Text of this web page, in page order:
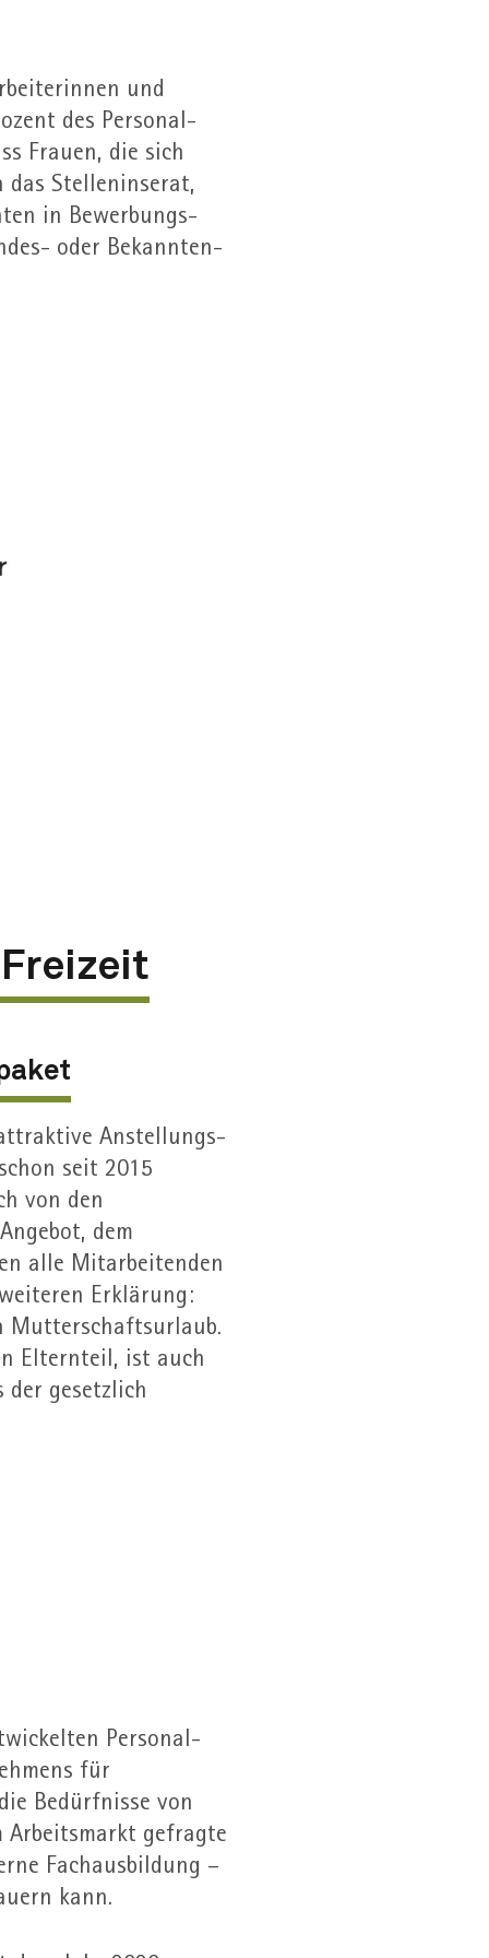
und
des Personal­
Frauen, die sich
das Stellen­inserat,
in Bewerbungs­
oder Bekannten­
Anstellungs­
seit 2015
von den
dem
alle Mitarbeitenden
Erklärung:
Mutterschafts­urlaub.
Eltern­teil, ist auch
gesetzlich
Personal­
für
Bedürfnisse von
Arbeits­markt gefragte
Fach­ausbildung –
kann.